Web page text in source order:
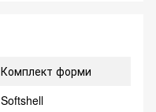
Комплект форми
Softshell